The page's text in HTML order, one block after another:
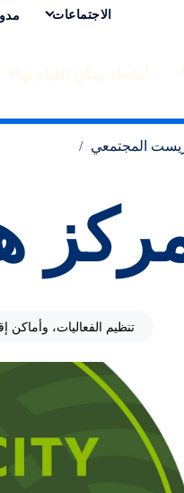
كانساس سيتي
الاجتماعات
المجتمعي
تنظيم الفعاليات، وأماكن